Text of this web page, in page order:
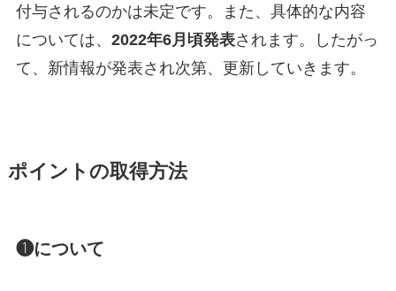
付与されるのかは未定です。また、具体的な内容
については、 2022年6月頃発表されます。したがっ
て、新情報が発表され次第、更新していきます。
ポイントの取得方法
❶について